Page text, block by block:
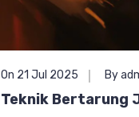
On 21 Jul 2025 By
Teknik Bertarung